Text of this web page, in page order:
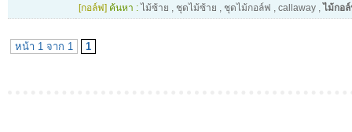
[กอล์ฟ] ค้นหา : ไม้ซ้าย , ชุดไม้ซ้าย , ชุดไม้กอล์ฟ , callaway , ไม้กอ
หน้า 1 จาก 1 1